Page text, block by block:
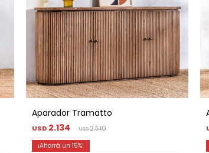
Aparador Tramatto
USD 2.134 USD2.510
15